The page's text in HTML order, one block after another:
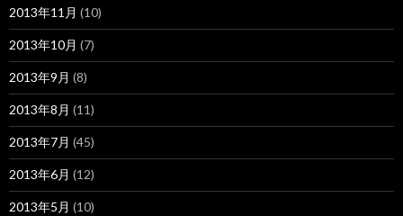
2013年11月 (10)
2013年10月 (7)
2013年9月 (8)
2013年8月 (11)
2013年7月 (45)
2013年6月 (12)
2013年5月 (10)